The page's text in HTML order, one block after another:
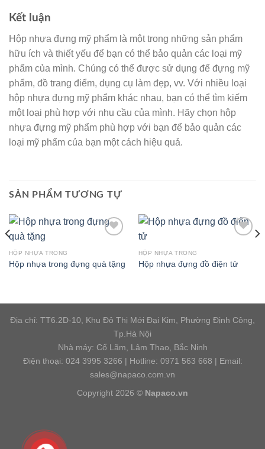
Kết luận
Hộp nhựa đựng mỹ phẩm là một trong những sản phẩm
hữu ích và thiết yếu để bạn có thể bảo quản các loại mỹ
phẩm của mình. Chúng có thể được sử dụng để đựng mỹ
phẩm, đồ trang điểm, dụng cụ làm đẹp, vv. Với nhiều loại
hộp nhựa đựng mỹ phẩm khác nhau, bạn có thể tìm kiếm
một loại phù hợp với nhu cầu của mình. Hãy chọn hộp
nhựa đựng mỹ phẩm phù hợp với bạn để bảo quản các
loại mỹ phẩm của bạn một cách hiệu quả.
SẢN PHẨM TƯƠNG TỰ
Add to
HỘP NHỰA TRONG
Hộp nhựa trong đựng quà tặng
Add to
HỘP NHỰA TRONG
Hộp nhựa đựng đồ điện tử
Địa chỉ: TT6.2D-10, Khu Đô Thị Mới Đại Kim, Phường Định Công,
Tp.Hà Nội
Nhà máy: Cổ Lãm, Lâm Thao, Bắc Ninh
Điện thoại: 024 3995 3266 | Hotline: 0971 563 668 | Email:
sales@napaco.com.vn
Copyright 2026 © Napaco.vn